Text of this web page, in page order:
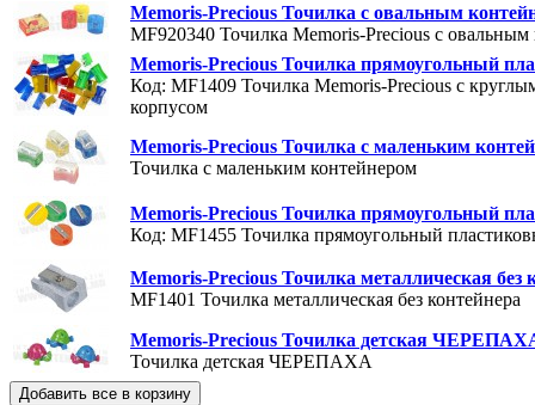
Memoris-Precious Точилка с овальным
MF920340 Точилка Memoris-Precious с овальным
Memoris-Precious Точилка прямоугольный
Код: MF1409 Точилка Memoris-Precious с
корпусом
Memoris-Precious Точилка с маленьким
Точилка с маленьким контейнером
Memoris-Precious Точилка прямоугольный
Код: MF1455 Точилка прямоугольный
Memoris-Precious Точилка металлическая без
MF1401 Точилка металлическая без контейнера
Memoris-Precious Точилка детская
Точилка детская ЧЕРЕПАХА